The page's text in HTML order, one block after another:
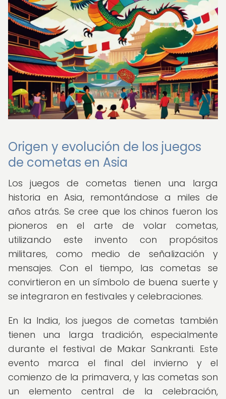
Origen y evolución de los juegos
de cometas en Asia
Los juegos de cometas tienen una larga
historia en Asia, remontándose a miles de
años atrás. Se cree que los chinos fueron los
pioneros en el arte de volar cometas,
utilizando este invento con propósitos
militares, como medio de señalización y
mensajes. Con el tiempo, las cometas se
convirtieron en un símbolo de buena suerte y
se integraron en festivales y celebraciones.
En la India, los juegos de cometas también
tienen una larga tradición, especialmente
durante el festival de Makar Sankranti. Este
evento marca el final del invierno y el
comienzo de la primavera, y las cometas son
un elemento central de la celebración,